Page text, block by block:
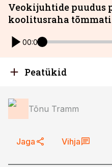
Veokijuhtide puudus
koolitusraha
00:00
Peatükid
Tõnu Tramm
Jaga Vihja